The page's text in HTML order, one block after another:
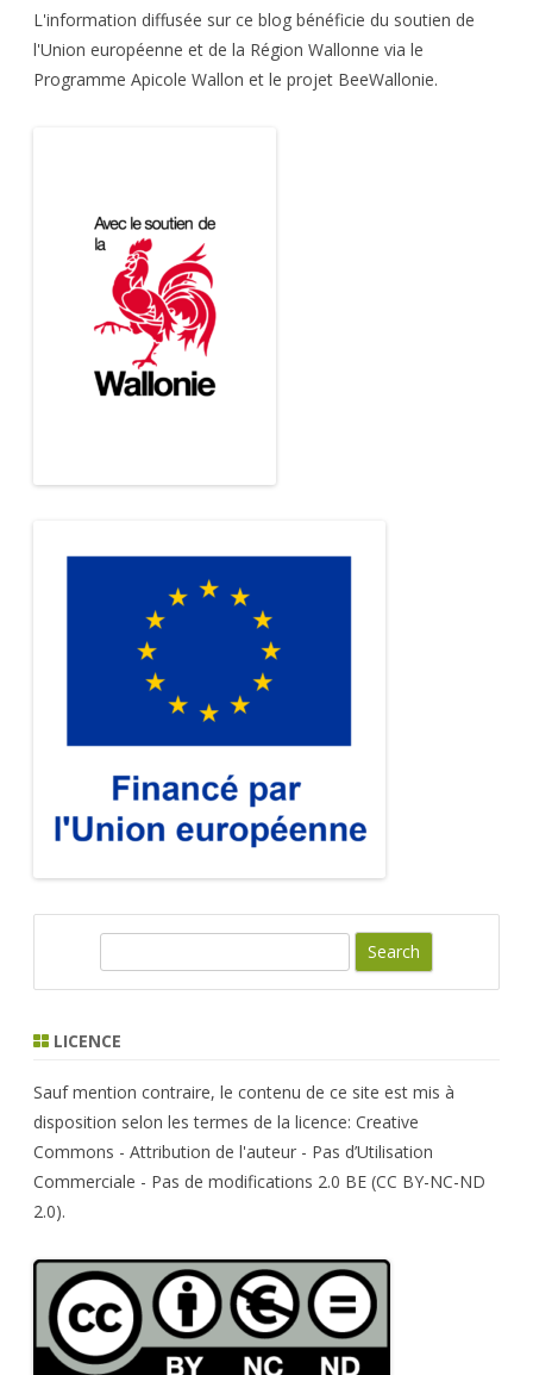
L'information diffusée sur ce blog bénéficie du soutien de
l'Union européenne et de la Région Wallonne via le
Programme Apicole Wallon et le projet BeeWallonie.
r
h
LICENCE
Sauf mention contraire, le contenu de ce site est mis à
disposition selon les termes de la licence: Creative
Commons - Attribution de l'auteur - Pas d’Utilisation
Commerciale - Pas de modifications 2.0 BE (CC BY-NC-ND
2.0).